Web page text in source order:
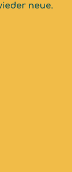
neue.